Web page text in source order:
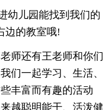
幼儿园能找到我们的
边的教室哦!
师还有王老师和你们
们一起学习、生活、
丰富而有趣的活动
越聪明能干、活泼健